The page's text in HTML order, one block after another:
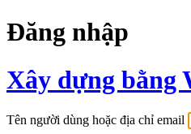
Đăng nhập
Xây dựng bằng
Tên người dùng hoặc địa chỉ email